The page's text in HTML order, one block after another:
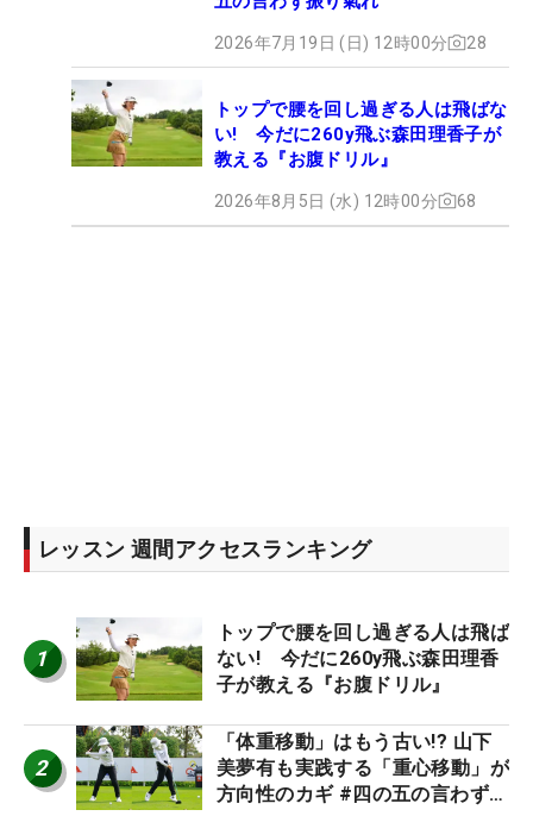
2026年7月19日 (日) 12時00分 28
トップで腰を回し過ぎる人は飛ばな
い! 今だに260y飛ぶ森田理香子が
教える『お腹ドリル』
2026年8月5日 (水) 12時00分 68
レッスン 週間アクセスランキング
1
トップで腰を回し過ぎる人は飛ば
ない! 今だに260y飛ぶ森田理香
子が教える『お腹ドリル』
2
「体重移動」はもう古い!? 山下
美夢有も実践する「重心移動」が
方向性のカギ #四の五の言わず振